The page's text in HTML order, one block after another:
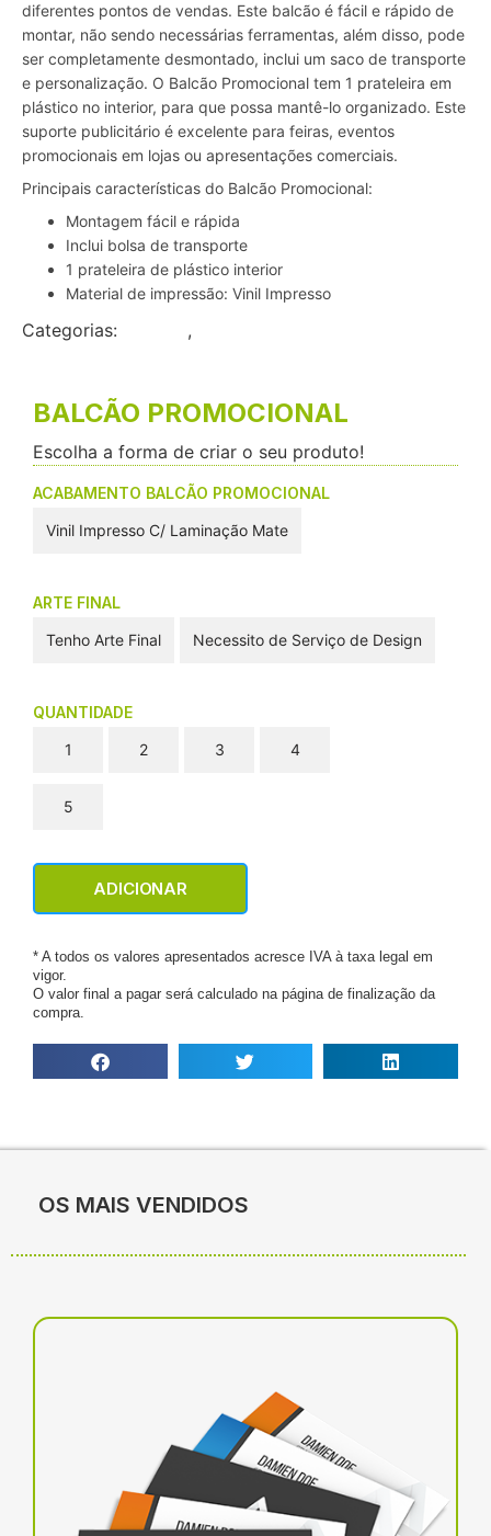
diferentes pontos de vendas. Este balcão é fácil e rápido de
montar, não sendo necessárias ferramentas, além disso, pode
ser completamente desmontado, inclui um saco de transporte
e personalização. O Balcão Promocional tem 1 prateleira em
plástico no interior, para que possa mantê-lo organizado. Este
suporte publicitário é excelente para feiras, eventos
promocionais em lojas ou apresentações comerciais.
Principais características do Balcão Promocional:
Montagem fácil e rápida
Inclui bolsa de transporte
1 prateleira de plástico interior
Material de impressão: Vinil Impresso
Categorias: ,
BALCÃO PROMOCIONAL
Escolha a forma de criar o seu produto!
ACABAMENTO BALCÃO PROMOCIONAL
Vinil Impresso C/ Laminação Mate
ARTE FINAL
Tenho Arte Final
Necessito de Serviço de Design
QUANTIDADE
1
2 3 4
5
ADICIONAR
* A todos os valores apresentados acresce IVA à taxa legal em
vigor.
O valor final a pagar será calculado na página de finalização da
compra.
OS MAIS VENDIDOS